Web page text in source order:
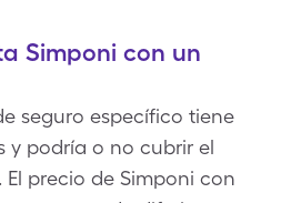
Simponi con un
seguro específico tiene
y podría o no cubrir el
precio de Simponi con